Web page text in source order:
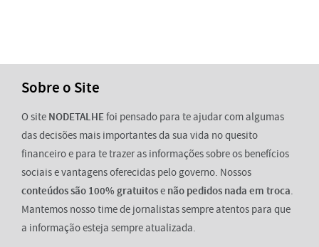
Sobre o Site
O site NODETALHEfoi pensado para te ajudar com algumas
das decisões mais importantes da sua vida no quesito
financeiro e para te trazer as informações sobre os benefícios
sociais e vantagens oferecidas pelo governo. Nossos
conteúdos são 100% gratuitose não pedidos nada em troca.
Mantemos nosso time de jornalistas sempre atentos para que
a informação esteja sempre atualizada.